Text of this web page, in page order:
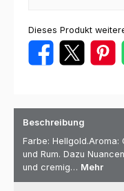
Dieses Produkt
Beschreibung
Farbe: Hellgold.Aroma:
und Rum. Dazu
und cremig… Mehr